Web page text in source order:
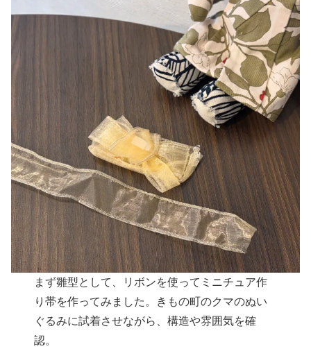
まず雛型として、リボンを使ってミニチュア作
り帯を作ってみました。きもの町のクマのぬい
ぐるみに試着させながら、構造や雰囲気を確
認。